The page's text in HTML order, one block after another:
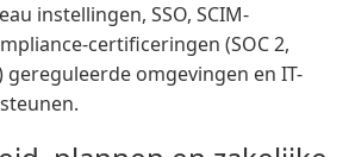
instellingen, SSO, SCIM-
certificeringen (SOC 2,
gereguleerde omgevingen en IT-